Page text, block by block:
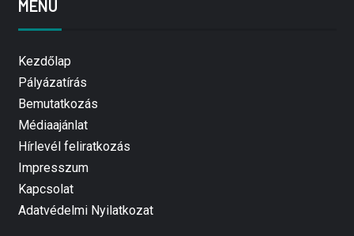
MENÜ
Kezdőlap
Pályázatírás
Bemutatkozás
Médiaajánlat
Hírlevél feliratkozás
Impresszum
Kapcsolat
Adatvédelmi Nyilatkozat